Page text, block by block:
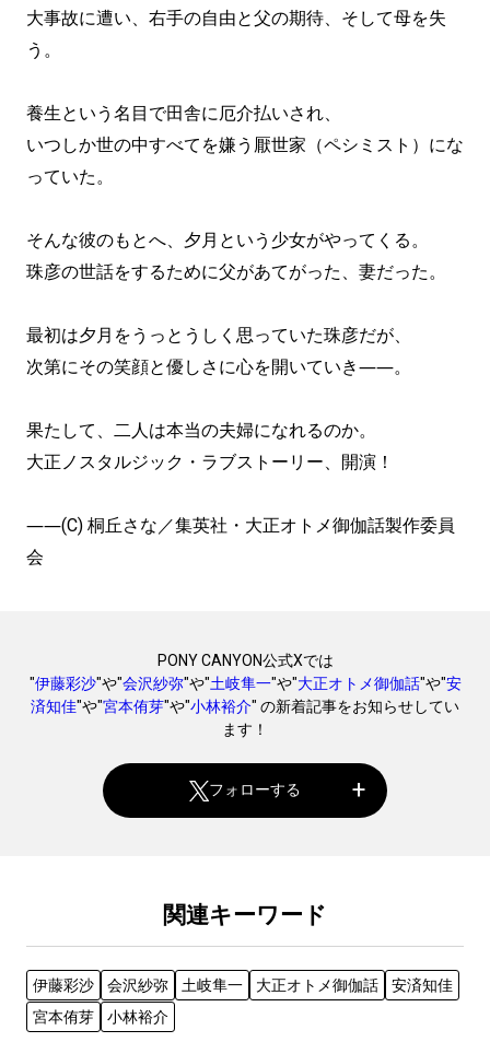
大事故に遭い、右手の自由と父の期待、そして母を失
う。
養生という名目で田舎に厄介払いされ、
いつしか世の中すべてを嫌う厭世家（ペシミスト）にな
っていた。
そんな彼のもとへ、夕月という少女がやってくる。
珠彦の世話をするために父があてがった、妻だった。
最初は夕月をうっとうしく思っていた珠彦だが、
次第にその笑顔と優しさに心を開いていき――。
果たして、二人は本当の夫婦になれるのか。
大正ノスタルジック・ラブストーリー、開演！
――(C) 桐丘さな／集英社・大正オトメ御伽話製作委員
会
PONY CANYON公式Xでは
"伊藤彩沙"や"会沢紗弥"や"土岐隼一"や"大正オトメ御伽話"や"安
済知佳"や"宮本侑芽"や"小林裕介" の新着記事をお知らせしてい
ます！
フォローする
関連キーワード
伊藤彩沙 会沢紗弥 土岐隼一 大正オトメ御伽話
安済知佳
宮本侑芽
小林裕介